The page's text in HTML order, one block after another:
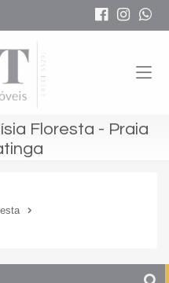
Floresta - Praia